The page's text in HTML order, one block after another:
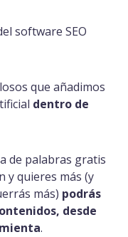
software SEO
que añadimos
dentro de
de palabras gratis
y quieres más (y
más) podrás
desde
.